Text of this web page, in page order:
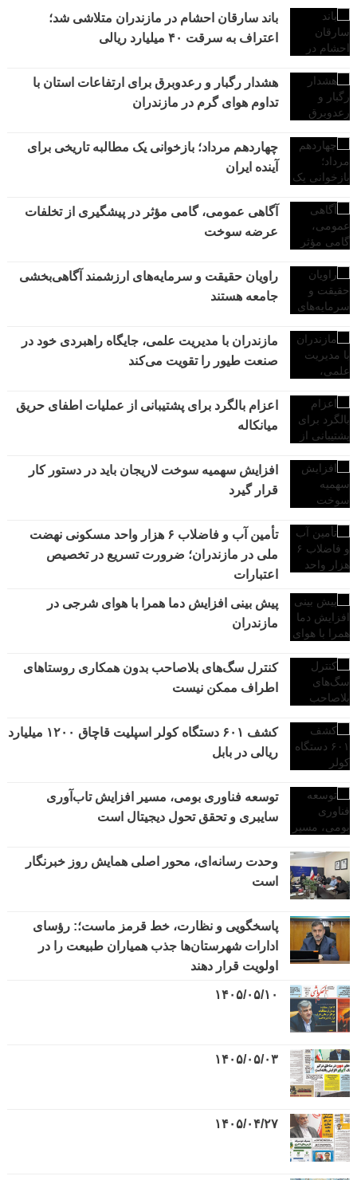
باند سارقان احشام در مازندران متلاشی شد؛
اعتراف به سرقت ۴۰ میلیارد ریالی
هشدار رگبار و رعدوبرق برای ارتفاعات استان با
تداوم هوای گرم در مازندران
چهاردهم مرداد؛ بازخوانی یک مطالبه تاریخی برای
آینده ایران
آگاهی عمومی، گامی مؤثر در پیشگیری از تخلفات
عرضه سوخت
راویان حقیقت و سرمایه‌های ارزشمند آگاهی‌بخشی
جامعه هستند
مازندران با مدیریت علمی، جایگاه راهبردی خود در
صنعت طیور را تقویت می‌کند
اعزام بالگرد برای پشتیبانی از عملیات اطفای حریق
میانکاله
افزایش سهمیه سوخت لاریجان باید در دستور کار
قرار گیرد
تأمین آب و فاضلاب ۶ هزار واحد مسکونی نهضت
ملی در مازندران؛ ضرورت تسریع در تخصیص
اعتبارات
پیش بینی افزایش دما همرا با هوای شرجی در
مازندران
کنترل سگ‌های بلاصاحب بدون همکاری روستاهای
اطراف ممکن نیست
کشف ۶۰۱ دستگاه کولر اسپلیت قاچاق ۱۲۰۰ میلیارد
ریالی در بابل
توسعه فناوری بومی، مسیر افزایش تاب‌آوری
سایبری و تحقق تحول دیجیتال است
وحدت رسانه‌ای، محور اصلی همایش روز خبرنگار
است
پاسخگویی و نظارت، خط قرمز ماست؛: رؤسای
ادارات شهرستان‌ها جذب همیاران طبیعت را در
اولویت قرار دهند
۱۴۰۵/۰۵/۱۰
۱۴۰۵/۰۵/۰۳
۱۴۰۵/۰۴/۲۷